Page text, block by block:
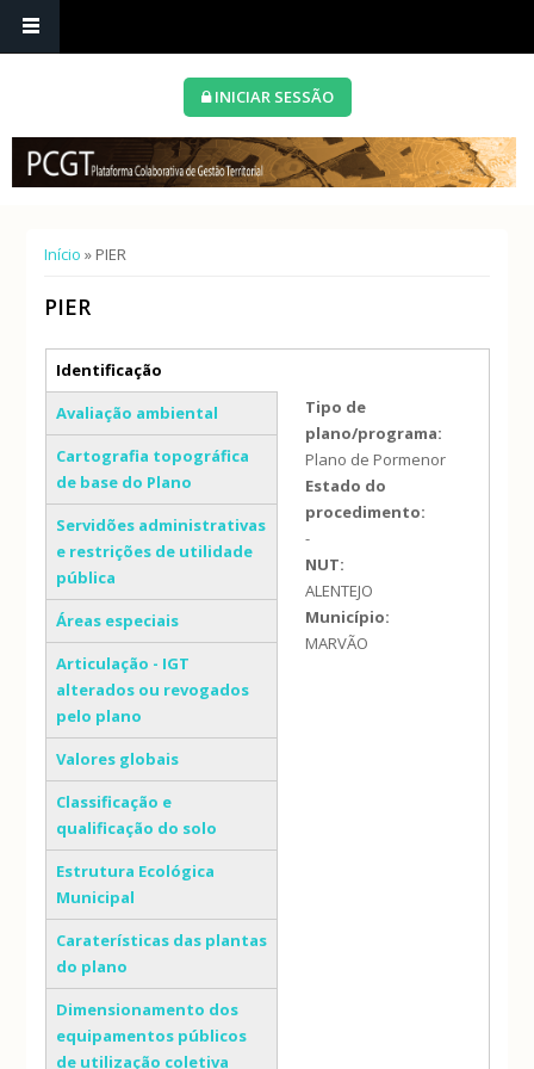
INICIAR SESSÃO
Está aqui
Início » PIER
PIER
Separadores verticais
Identificação
(separador ativo)
Avaliação ambiental
Cartografia topográfica
de base do Plano
Servidões administrativas
e restrições de utilidade
pública
Áreas especiais
Articulação - IGT
alterados ou revogados
pelo plano
Valores globais
Classificação e
qualificação do solo
Estrutura Ecológica
Municipal
Caraterísticas das plantas
do plano
Dimensionamento dos
equipamentos públicos
de utilização coletiva
Tipo de
plano/programa:
Plano de Pormenor
Estado do
procedimento:
-
NUT:
ALENTEJO
Município:
MARVÃO